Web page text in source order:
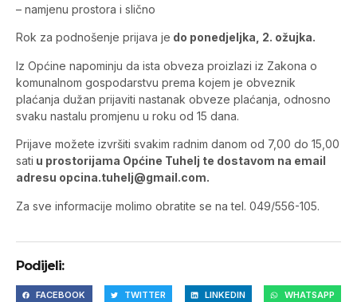
– namjenu prostora i slično
Rok za podnošenje prijava je do ponedjeljka, 2. ožujka.
Iz Općine napominju da ista obveza proizlazi iz Zakona o
komunalnom gospodarstvu prema kojem je obveznik
plaćanja dužan prijaviti nastanak obveze plaćanja, odnosno
svaku nastalu promjenu u roku od 15 dana.
Prijave možete izvršiti svakim radnim danom od 7,00 do 15,00
sati u prostorijama Općine Tuhelj te dostavom na email
adresu opcina.tuhelj@gmail.com.
Za sve informacije molimo obratite se na tel. 049/556-105.
Podijeli:
FACEBOOK TWITTER LINKEDIN WHATSAPP